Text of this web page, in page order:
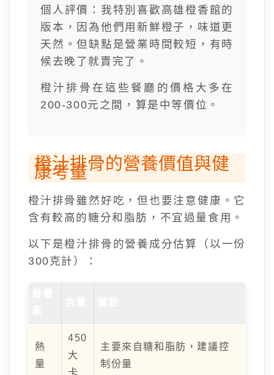
個人評價：我特別喜歡高雄橙香館的
版本，因為他們用新鮮橙子，味道更
天然。但缺點是營業時間較短，有時
候去晚了就賣完了。
橙汁排骨在這些餐廳的價格大多在
200-300元之間，算是中等價位。
橙汁排骨的營養價值與健
康考量
橙汁排骨雖然好吃，但也要注意健康。它
含有較高的糖分和脂肪，不宜過量食用。
以下是橙汁排骨的營養成分估算（以一份
300克計）：
熱
量
450
大
卡
主要來自糖和脂肪，建議控
制份量